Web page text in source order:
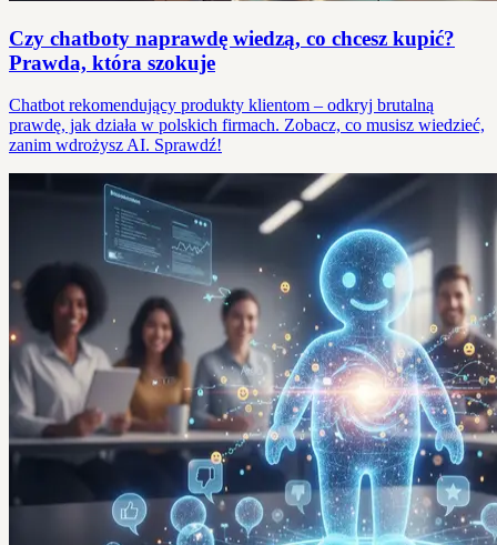
Czy chatboty naprawdę wiedzą, co chcesz kupić?
Prawda, która szokuje
Chatbot rekomendujący produkty klientom – odkryj brutalną
prawdę, jak działa w polskich firmach. Zobacz, co musisz wiedzieć,
zanim wdrożysz AI. Sprawdź!